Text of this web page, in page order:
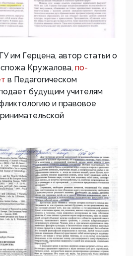
им Герцена, автор статьи о
Кружалова, по-
в Педагогическом
будущим учителям
и правовое